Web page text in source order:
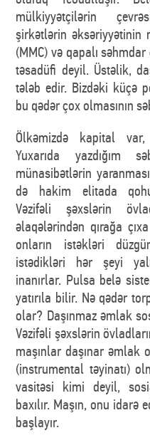
mülkiyyətçilərin
şirkətlərin əksəriyyətinin
(MMC) və qapalı
təsadüfi deyil. Üstəlik,
tələb edir. Bizdəki küçə
bu qədər çox olmasının
Ölkəmizdə kapital
Yuxarıda yazdığım
münasibətlərin
də hakim elitada
Vəzifəli şəxslərin
əlaqələrindən qırağa
onların istəkləri
istədikləri hər şeyi
inanırlar. Pulsa belə
yatırıla bilir. Nə qədər
olar? Daşınmaz əmlak
Vəzifəli şəxslərin
maşınlar daşınar əmlak
(instrumental təyinatı)
vasitəsi kimi deyil,
baxılır. Maşın, onu
başlayır.